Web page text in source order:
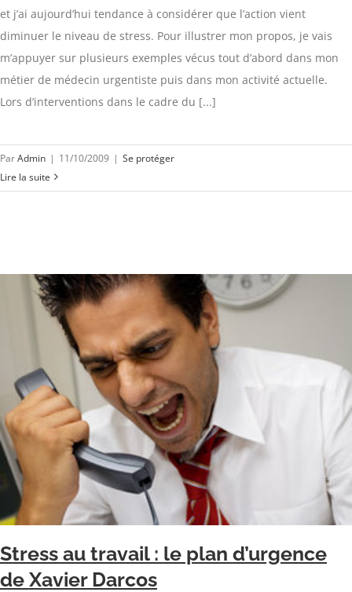
et j’ai aujourd’hui tendance à considérer que l’action vient
diminuer le niveau de stress. Pour illustrer mon propos, je vais
m’appuyer sur plusieurs exemples vécus tout d’abord dans mon
métier de médecin urgentiste puis dans mon activité actuelle.
Lors d’interventions dans le cadre du [...]
ParAdmin | 11/10/2009 | Se protéger
Lire la suite
Stress au travail : le plan d’urgence
de Xavier Darcos